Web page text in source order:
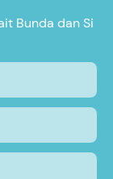
Bunda dan Si